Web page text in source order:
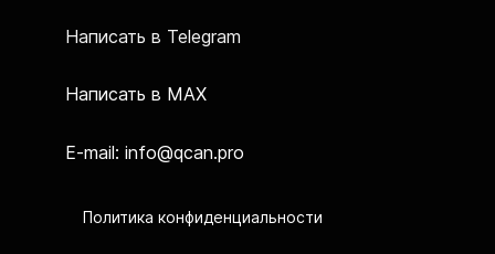
Написать в Telegram
Написать в MAX
E-mail: info@qcan.pro
Политика конфиденциальности